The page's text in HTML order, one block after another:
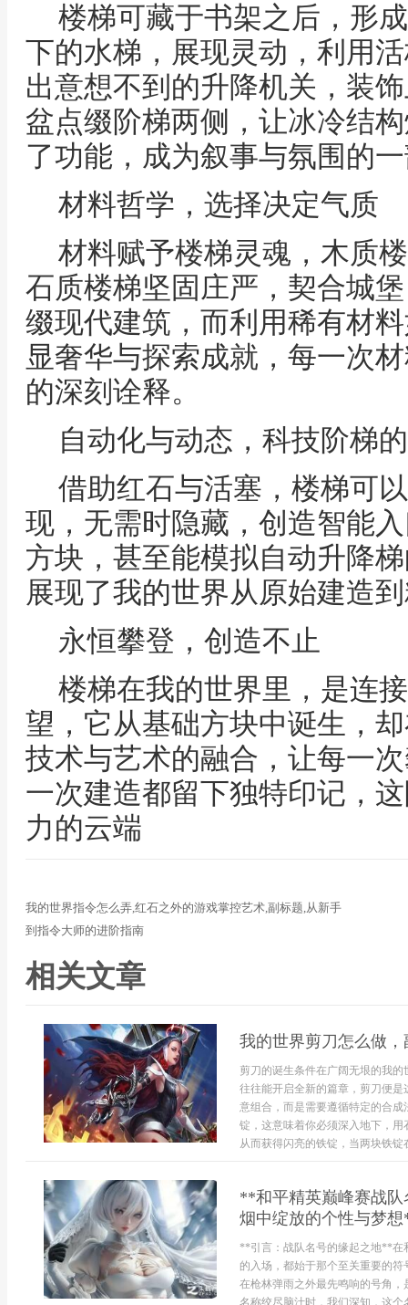
楼梯可藏于书架之后，形
下的水梯，展现灵动，利用
出意想不到的升降机关，装
盆点缀阶梯两侧，让冰冷结
了功能，成为叙事与氛围的
材料哲学，选择决定气质
材料赋予楼梯灵魂，木质
石质楼梯坚固庄严，契合城
缀现代建筑，而利用稀有材
显奢华与探索成就，每一次
的深刻诠释。
自动化与动态，科技阶梯
借助红石与活塞，楼梯可
现，无需时隐藏，创造智能
方块，甚至能模拟自动升降
展现了我的世界从原始建造
永恒攀登，创造不止
楼梯在我的世界里，是连
望，它从基础方块中诞生，
技术与艺术的融合，让每一
一次建造都留下独特印记，
力的云端
我的世界指令怎么弄,红石之外的游戏掌控艺术,副标题,从新手
到指令大师的进阶指南
相关文章
我的世界剪刀怎么做
剪刀的诞生条件在广阔无垠的我
往往能开启全新的篇章，剪刀便
意组合，而是需要遵循特定的合
锭，这意味着你必须深入地下，
从而获得闪亮的铁锭，当两块铁锭
**和平精英巅峰赛战
烟中绽放的个性与梦
**引言：战队名号的缘起之地**在
的入场，都始于那个至关重要的
在枪林弹雨之外最先鸣响的号角
名称绞尽脑汁时，我们深知，这